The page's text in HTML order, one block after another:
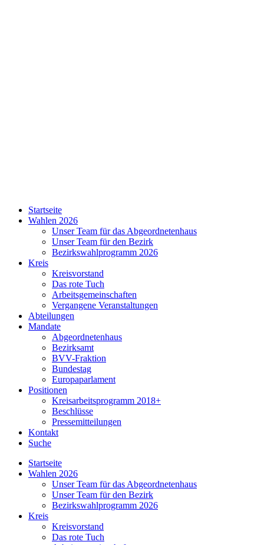
Charlottenburg-
Wilmersdorf
Startseite
Wahlen 2026
Unser Team für das Abgeordnetenhaus
Unser Team für den Bezirk
Bezirkswahlprogramm 2026
Kreis
Kreisvorstand
Das rote Tuch
Arbeitsgemeinschaften
Vergangene Veranstaltungen
Abteilungen
Mandate
Abgeordnetenhaus
Bezirksamt
BVV-Fraktion
Bundestag
Europaparlament
Positionen
Kreisarbeitsprogramm 2018+
Beschlüsse
Pressemitteilungen
Kontakt
Suche
Startseite
Wahlen 2026
Unser Team für das Abgeordnetenhaus
Unser Team für den Bezirk
Bezirkswahlprogramm 2026
Kreis
Kreisvorstand
Das rote Tuch